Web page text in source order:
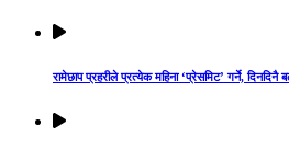
रामेछाप प्रहरीले प्रत्येक महिना ‘प्रेसमिट’ गर्ने,